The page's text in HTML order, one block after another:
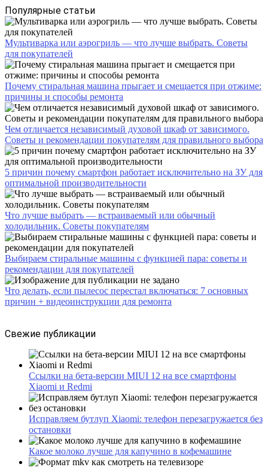
Популярные статьи
Мультиварка или аэрогриль — что лучше выбрать. Советы
для покупателей
Почему стиральная машина прыгает и смещается при отжиме:
причины и способы ремонта
Чем отличается независимый духовой шкаф от зависимого.
Советы и рекомендации покупателям для правильного выбора
5 причин почему смартфон работает исключительно на ЗУ для
оптимальной производительности
Что лучше выбрать — встраиваемый или обычный
холодильник. Советы покупателям
Выбираем стиральные машины с функцией пара: советы и
рекомендации для покупателей
Что делать, если пылесос перестал включаться: 7 основных
причин + видеоинструкции для ремонта
Свежие публикации
Ссылки на бета-версии MIUI 12 на все смартфоны
Xiaomi и Redmi
Исправляем бутлуп Xiaomi: телефон перезагружается без
остановки
Какое молоко лучше для капучино в кофемашине